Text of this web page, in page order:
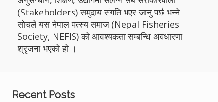
(Stakeholders) समुदाय संगति भएर जानु पर्छ भन्ने
सोचले यस नेपाल मत्स्य समाज (Nepal Fisheries
Society, NEFIS) को आवश्यकता सम्बन्धि अवधारणा
श्रृजना भएको हो ।
Recent Posts